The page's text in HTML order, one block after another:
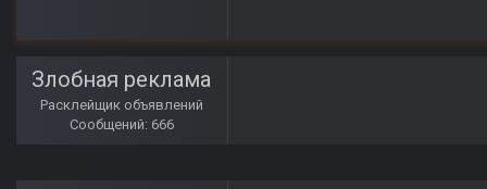
Злобная реклама
Расклейщик объявлений
Сообщений: 666